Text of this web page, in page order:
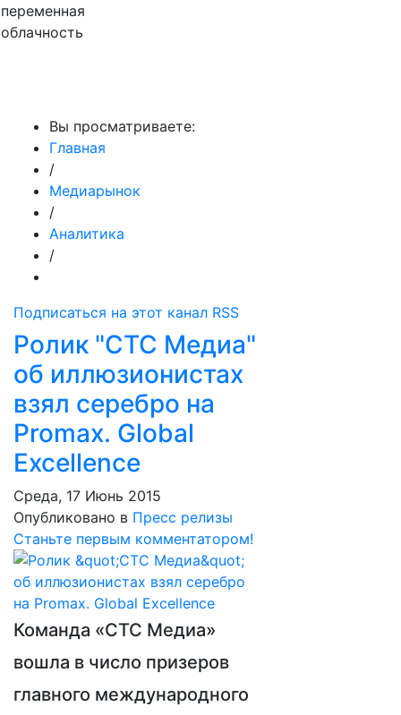
переменная
облачность
Вы просматриваете:
Главная
/
Медиарынок
/
Аналитика
/
Подписаться на этот канал RSS
Ролик "СТС Медиа"
об иллюзионистах
взял серебро на
Promax. Global
Excellence
Среда, 17 Июнь 2015
Опубликовано в Пресс релизы
Станьте первым комментатором!
Команда «СТС Медиа»
вошла в число призеров
главного международного